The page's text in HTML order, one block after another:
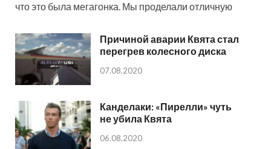
что это была мегагонка. Мы проделали отличную
Причиной аварии Квята стал
перегрев колесного диска
07.08.2020
Канделаки: «Пирелли» чуть
не убила Квята
06.08.2020